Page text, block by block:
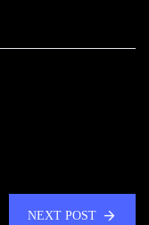
NEXT POST